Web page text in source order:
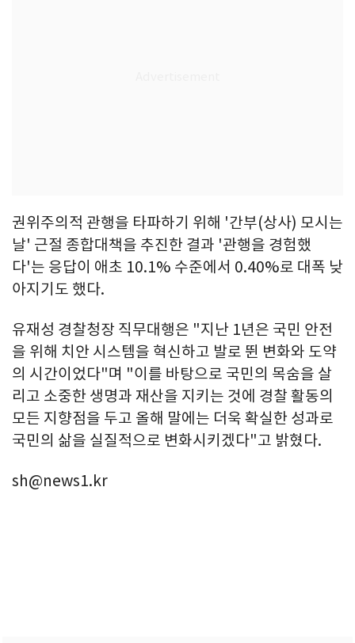
권위주의적 관행을 타파하기 위해 '간부(상사) 모시는
날' 근절 종합대책을 추진한 결과 '관행을 경험했
다'는 응답이 애초 10.1% 수준에서 0.40%로 대폭 낮
아지기도 했다.
유재성 경찰청장 직무대행은 "지난 1년은 국민 안전
을 위해 치안 시스템을 혁신하고 발로 뛴 변화와 도약
의 시간이었다"며 "이를 바탕으로 국민의 목숨을 살
리고 소중한 생명과 재산을 지키는 것에 경찰 활동의
모든 지향점을 두고 올해 말에는 더욱 확실한 성과로
국민의 삶을 실질적으로 변화시키겠다"고 밝혔다.
sh@news1.kr